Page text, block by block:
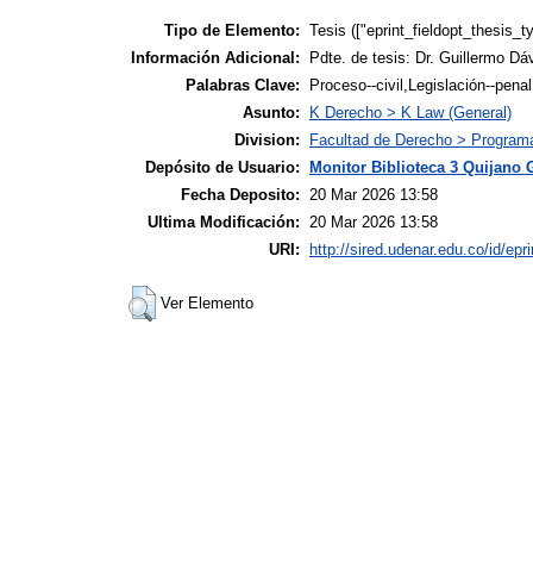
Tipo de Elemento: Tesis
Información Adicional:
Pdte. de tesis: Dr. Guillermo
Palabras Clave:
Proceso--civil,Legislación--
Asunto:
K Derecho > K Law (General)
Division:
Facultad de Derecho >
Depósito de Usuario: Monitor Biblioteca 3 Quijano
Fecha Deposito:
20 Mar 2026 13:58
Ultima Modificación:
20 Mar 2026 13:58
URI: http://sired.udenar.edu.co/id/
Ver Elemento